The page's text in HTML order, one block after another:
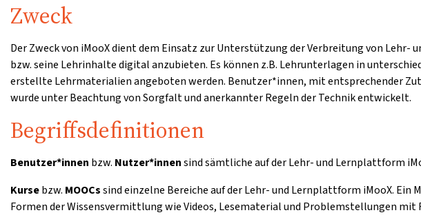
Zweck
Der Zweck von iMooX dient dem Einsatz zur Unterstützung der Verbreitung von
bzw. seine Lehrinhalte digital anzubieten. Es können z.B. Lehrunterlagen in
erstellte Lehrmaterialien angeboten werden. Benutzer*innen, mit entsprechender
wurde unter Beachtung von Sorgfalt und anerkannter Regeln der Technik entwickelt.
Begriffsdefinitionen
Benutzer*innen bzw. Nutzer*innensind sämtliche auf der Lehr- und Lernplattform
Kursebzw. MOOCssind einzelne Bereiche auf der Lehr- und Lernplattform iMooX. Ein
Formen der Wissensvermittlung wie Videos, Lesematerial und Problemstellungen